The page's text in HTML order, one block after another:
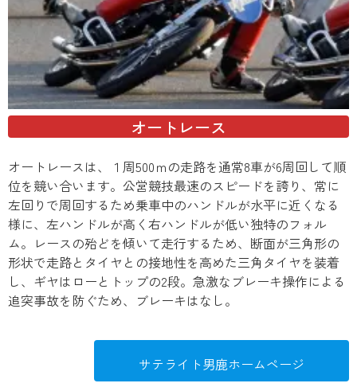
オートレース
オートレースは、１周500ｍの走路を通常8車が6周回して順
位を競い合います。公営競技最速のスピードを誇り、常に
左回りで周回するため乗車中のハンドルが水平に近くなる
様に、左ハンドルが高く右ハンドルが低い独特のフォル
ム。レースの殆どを傾いて走行するため、断面が三角形の
形状で走路とタイヤとの接地性を高めた三角タイヤを装着
し、ギヤはローとトップの2段。急激なブレーキ操作による
追突事故を防ぐため、ブレーキはなし。
サテライト男鹿ホームページ